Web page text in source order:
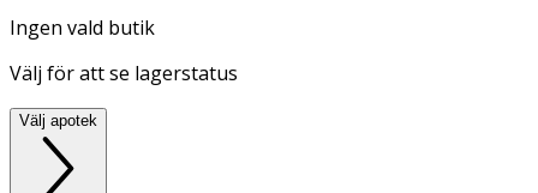
Ingen vald butik
Välj för att se lagerstatus
Välj apotek